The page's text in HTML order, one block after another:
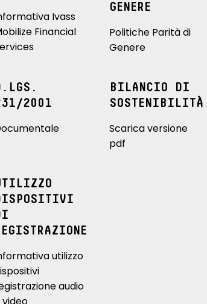
Ivass
Financial
GENERE
Politiche Parità di
Genere
2001
BILANCIO DI
SOSTENIBILITÀ
Scarica versione
pdf
utilizzo
audio
video